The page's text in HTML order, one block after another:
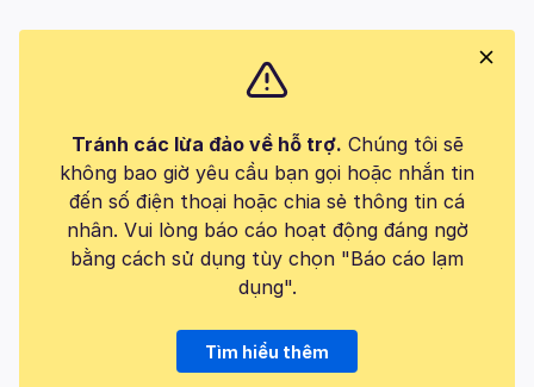
Tránh các lừa đảo về hỗ trợ. Chúng tôi sẽ
không bao giờ yêu cầu bạn gọi hoặc nhắn tin
đến số điện thoại hoặc chia sẻ thông tin cá
nhân. Vui lòng báo cáo hoạt động đáng ngờ
bằng cách sử dụng tùy chọn "Báo cáo lạm
dụng".
Tìm hiểu thêm